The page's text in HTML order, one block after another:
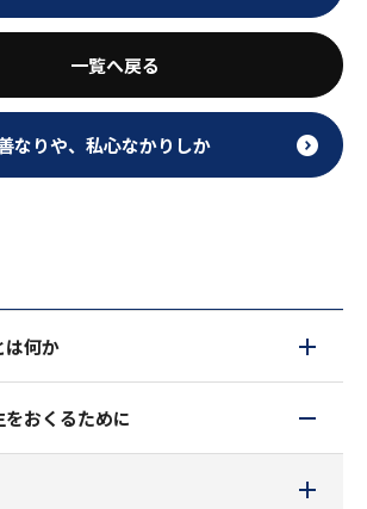
一覧へ戻る
なりや、私心なかりしか
は何か
おくるために